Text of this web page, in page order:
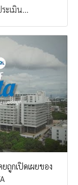
ะเมิน...
ถูกเปิดเผยของ